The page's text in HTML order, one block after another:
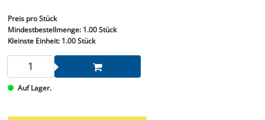
Preis pro Stück
Mindestbestellmenge: 1.00 Stück
Kleinste Einheit:1.00 Stück
Auf Lager.